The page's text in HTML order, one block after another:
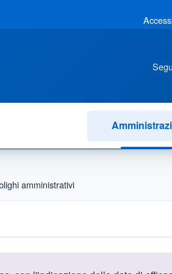
amministrativi